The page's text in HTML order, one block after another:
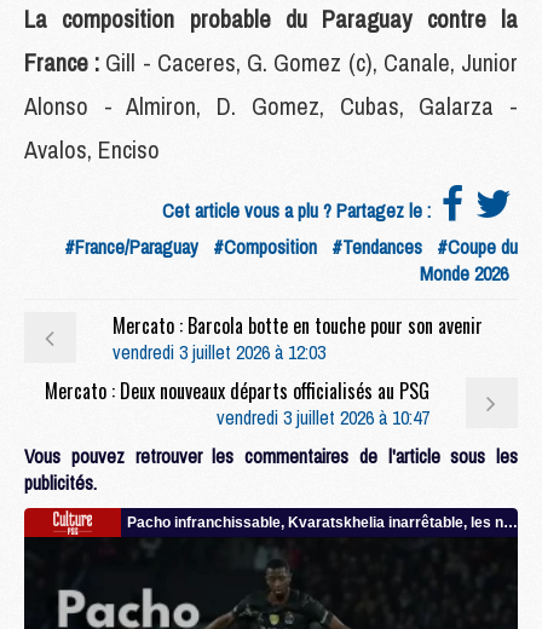
La composition probable du Paraguay contre la
France : Gill - Caceres, G. Gomez (c), Canale, Junior
Alonso - Almiron, D. Gomez, Cubas, Galarza -
Avalos, Enciso
Cet article vous a plu ? Partagez le :
#France/Paraguay #Composition #Tendances #Coupe du
Monde 2026
Mercato : Barcola botte en touche pour son avenir
vendredi 3 juillet 2026 à 12:03
Mercato : Deux nouveaux départs officialisés au PSG
vendredi 3 juillet 2026 à 10:47
Vous pouvez retrouver les commentaires de l'article sous les
publicités.